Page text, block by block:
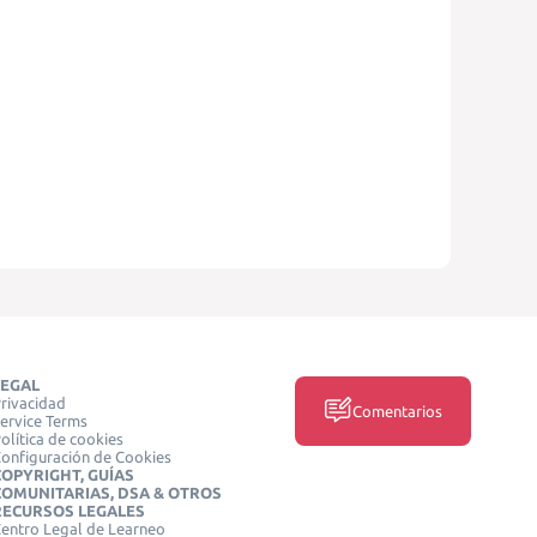
Terms
de cookies
de Cookies
GUÍAS
DSA & OTROS
LEGALES
Legal de Learneo
Comentarios